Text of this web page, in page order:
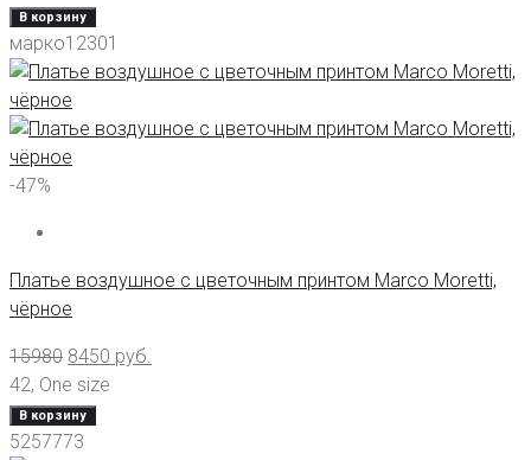
В корзину
марко12301
-47%
Платье воздушное с цветочным принтом Marco Moretti,
чёрное
15980 8450 руб.
42, One size
В корзину
5257773